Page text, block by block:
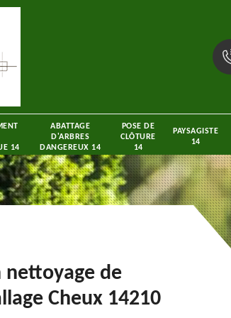
14
ABATTAGE
D'ARBRES
DANGEREUX 14
POSE DE
CLÔTURE
14
PAYSAGISTE
14
nettoyage de
Cheux 14210